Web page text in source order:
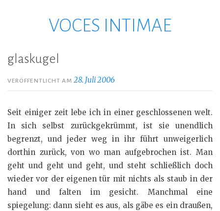
VOCES INTIMAE
glaskugel
VERÖFFENTLICHT AM28. Juli 2006
Seit einiger zeit lebe ich in einer geschlossenen welt.
In sich selbst zurückgekrümmt, ist sie unendlich
begrenzt, und jeder weg in ihr führt unweigerlich
dorthin zurück, von wo man aufgebrochen ist. Man
geht und geht und geht, und steht schließlich doch
wieder vor der eigenen tür mit nichts als staub in der
hand und falten im gesicht. Manchmal eine
spiegelung: dann sieht es aus, als gäbe es ein draußen,